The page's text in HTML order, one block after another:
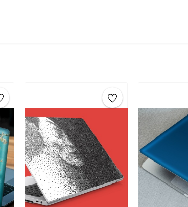
: Kuru veya hafif nemli bir bezle kolayca temizlenebilir.
ve Notebooklarda Kullanılır?
sticker,HP laptop sticker, Lenovo laptop sticker, Casper
gibi birçok popüler marka ve modelle uyumlu laptop sticker
ve Notebook Sticker Uygulama Rehberi:
alanı temizleyin: Yağ, kir ve tozdan arındırarak, sticker
hizalayın: Sticker’ı dikkatlice yerleştirin ve arkasındaki koruma